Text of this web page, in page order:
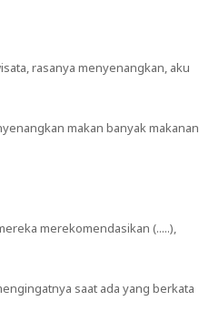
rasanya menyenangkan, aku
makan banyak makanan
merekomendasikan (.....),
saat ada yang berkata